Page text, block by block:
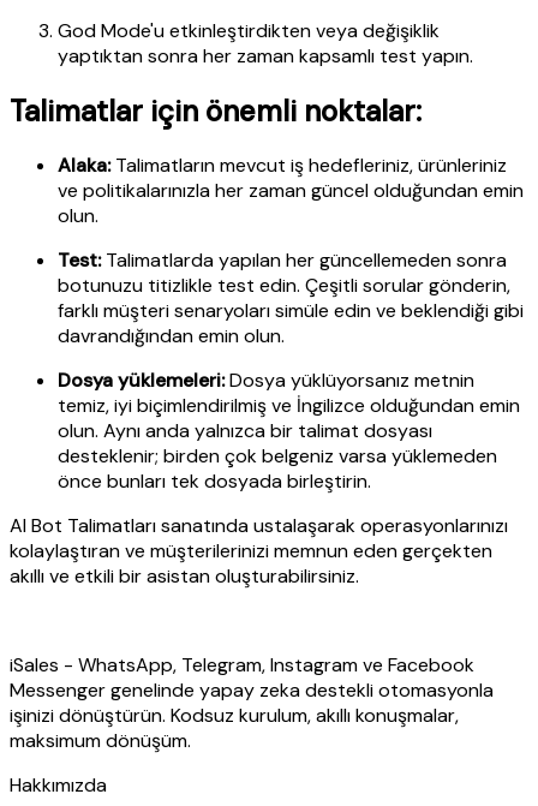
God Mode'u etkinleştirdikten veya değişiklik
yaptıktan sonra her zaman kapsamlı test yapın.
Talimatlar için önemli noktalar:
Alaka:Talimatların mevcut iş hedefleriniz, ürünleriniz
ve politikalarınızla her zaman güncel olduğundan emin
olun.
Test:Talimatlarda yapılan her güncellemeden sonra
botunuzu titizlikle test edin. Çeşitli sorular gönderin,
farklı müşteri senaryoları simüle edin ve beklendiği gibi
davrandığından emin olun.
Dosya yüklemeleri:Dosya yüklüyorsanız metnin
temiz, iyi biçimlendirilmiş ve İngilizce olduğundan emin
olun. Aynı anda yalnızca bir talimat dosyası
desteklenir; birden çok belgeniz varsa yüklemeden
önce bunları tek dosyada birleştirin.
AI Bot Talimatları sanatında ustalaşarak operasyonlarınızı
kolaylaştıran ve müşterilerinizi memnun eden gerçekten
akıllı ve etkili bir asistan oluşturabilirsiniz.
iSales - WhatsApp, Telegram, Instagram ve Facebook
Messenger genelinde yapay zeka destekli otomasyonla
işinizi dönüştürün. Kodsuz kurulum, akıllı konuşmalar,
maksimum dönüşüm.
Hakkımızda